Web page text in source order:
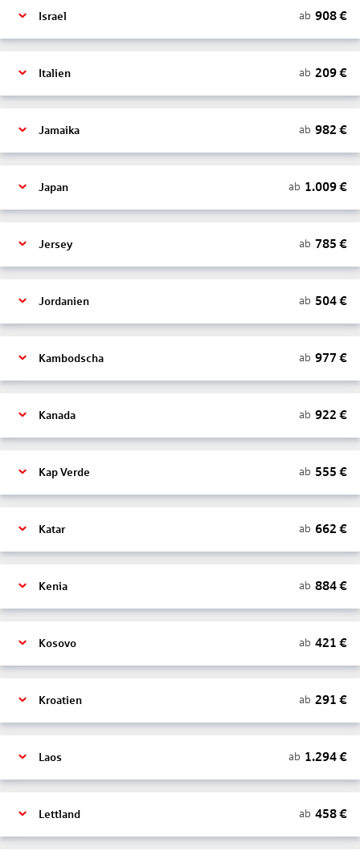
Israel ab 908€
Italien ab 209€
Jamaika ab 982 €
Japan ab 1.009€
Jersey ab 785 €
Jordanien ab 504€
Kambodscha ab 977 €
Kanada ab 922 €
Kap Verde ab 555 €
Katar ab 662 €
Kenia ab 884€
Kosovo ab 421 €
Kroatien ab 291 €
Laos ab 1.294€
Lettland ab 458€